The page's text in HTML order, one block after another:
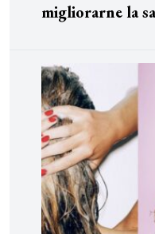
migliorarne la